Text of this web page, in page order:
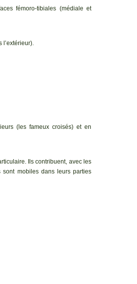
fémoro-tibiales (médiale et
l’extérieur).
(les fameux croisés) et en
Ils contribuent, avec les
mobiles dans leurs parties